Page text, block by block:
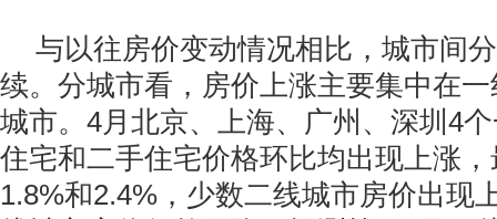
与以往房价变动情况相比，城市间
续。分城市看，房价上涨主要集中在
城市。4月北京、上海、广州、深圳4
住宅和二手住宅价格环比均出现上涨
1.8%和2.4%，少数二线城市房价出现